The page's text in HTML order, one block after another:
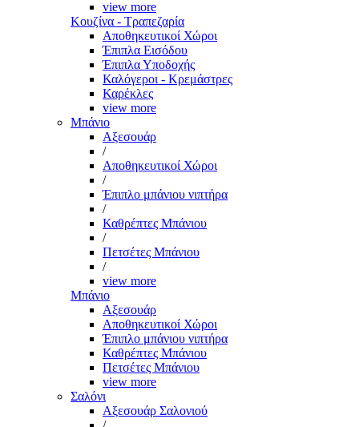
view more
Κουζίνα - Τραπεζαρία
Αποθηκευτικοί Χώροι
Έπιπλα Εισόδου
Έπιπλα Υποδοχής
Καλόγεροι - Κρεμάστρες
Καρέκλες
view more
Μπάνιο
Αξεσουάρ
/
Αποθηκευτικοί Χώροι
/
Έπιπλο μπάνιου νιπτήρα
/
Καθρέπτες Μπάνιου
/
Πετσέτες Μπάνιου
/
view more
Μπάνιο
Αξεσουάρ
Αποθηκευτικοί Χώροι
Έπιπλο μπάνιου νιπτήρα
Καθρέπτες Μπάνιου
Πετσέτες Μπάνιου
view more
Σαλόνι
Αξεσουάρ Σαλονιού